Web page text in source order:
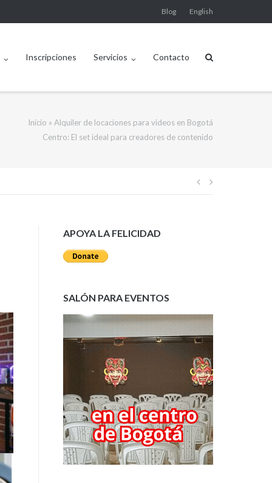
Blog English
Inscripciones Servicios Contacto
Inicio » Alquiler de locaciones para videos en Bogotá
Centro: El set ideal para creadores de contenido
Navegación
APOYA LA FELICIDAD
SALÓN PARA EVENTOS